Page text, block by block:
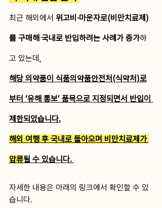
최근 해외에서 위고비·마운자로(비만치료제)
를 구매해 국내로 반입하려는 사례가 증가하
고 있는데,
해당 의약품이 식품의약품안전처(식약처)로
부터 ‘유해 통보’ 품목으로 지정되면서 반입이
제한되었습니다.
해외 여행 후 국내로 돌아오며 비만치료제가
압류될 수 있습니다.
자세한 내용은 아래의 링크에서 확인할 수 있
습니다.